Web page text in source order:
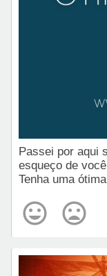
Passei por aqui
esqueço de
Tenha uma